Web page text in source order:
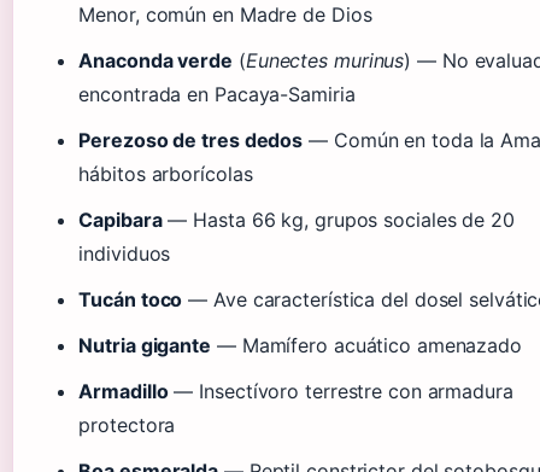
Menor, común en Madre de Dios
Anaconda verde (Eunectes murinus) — No
encontrada en Pacaya-Samiria
Perezoso de tres dedos — Común en toda la
hábitos arborícolas
Capibara— Hasta 66 kg, grupos sociales de 20
individuos
Tucán toco — Ave característica del dosel
Nutria gigante — Mamífero acuático amenazado
Armadillo— Insectívoro terrestre con armadura
protectora